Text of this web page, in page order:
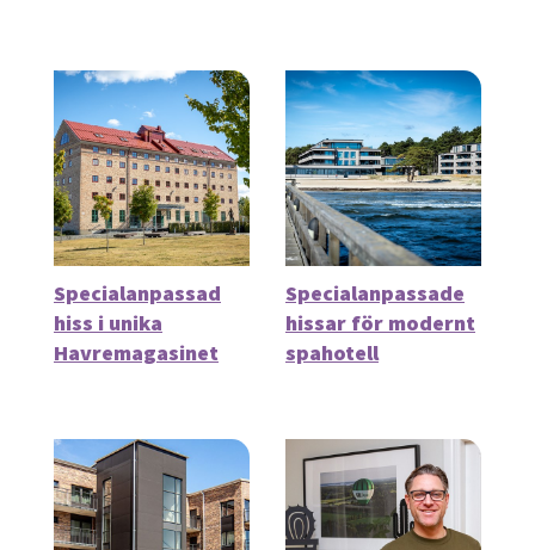
Specialanpassad
hiss i unika
Havremagasinet
Specialanpassade
hissar för modernt
spahotell